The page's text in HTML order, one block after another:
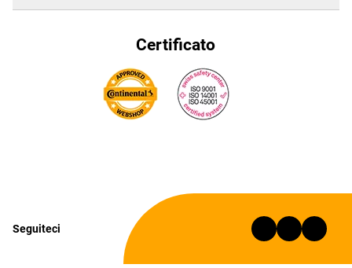
Certificato
Seguiteci